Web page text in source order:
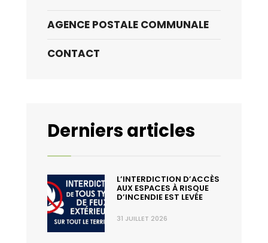
AGENCE POSTALE COMMUNALE
CONTACT
Derniers articles
L’INTERDICTION D’ACCÈS
AUX ESPACES À RISQUE
D’INCENDIE EST LEVÉE
31 JUILLET 2026